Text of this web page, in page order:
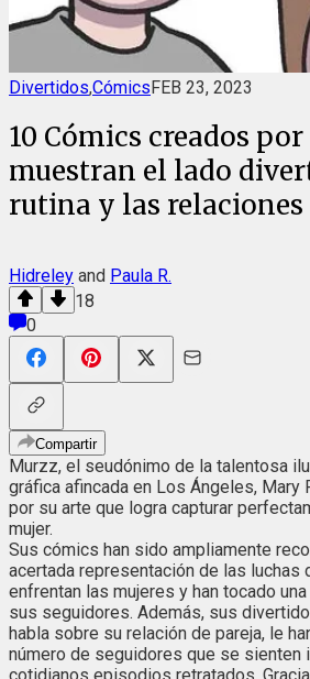
Divertidos,CómicsFEB 23, 2023
10 Cómics creados
muestran el lado
rutina y las relaciones
Hidreley and Paula R.
18
0
Compartir
Murzz, el seudónimo de la talentosa
gráfica afincada en Los Ángeles, Mary
por su arte que logra capturar
mujer.
Sus cómics han sido ampliamente
acertada representación de las luchas
enfrentan las mujeres y han tocado
sus seguidores. Además, sus
habla sobre su relación de pareja, le
número de seguidores que se sienten